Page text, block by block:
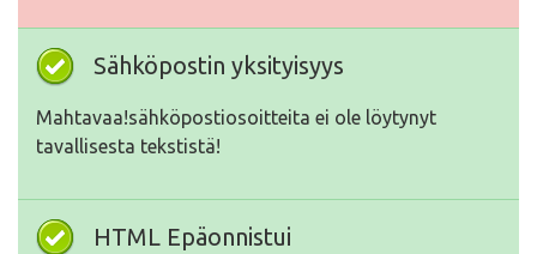
Sähköpostin yksityisyys
Mahtavaa!sähköpostiosoitteita ei ole löytynyt
tavallisesta tekstistä!
HTML Epäonnistui